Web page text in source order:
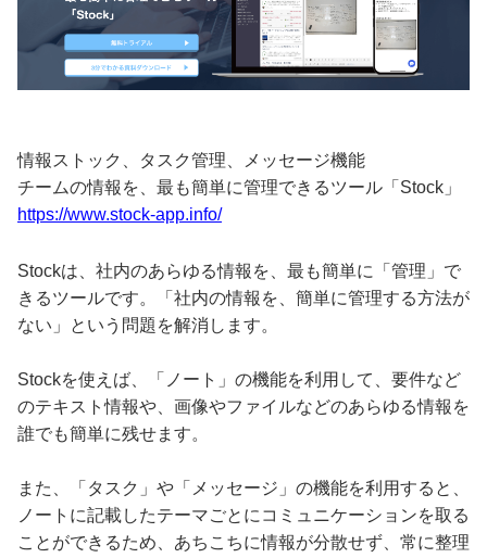
情報ストック、タスク管理、メッセージ機能
チームの情報を、最も簡単に管理できるツール「Stock」
https://www.stock-app.info/
Stockは、社内のあらゆる情報を、最も簡単に「管理」で
きるツールです。「社内の情報を、簡単に管理する方法が
ない」という問題を解消します。
Stockを使えば、「ノート」の機能を利用して、要件など
のテキスト情報や、画像やファイルなどのあらゆる情報を
誰でも簡単に残せます。
また、「タスク」や「メッセージ」の機能を利用すると、
ノートに記載したテーマごとにコミュニケーションを取る
ことができるため、あちこちに情報が分散せず、常に整理